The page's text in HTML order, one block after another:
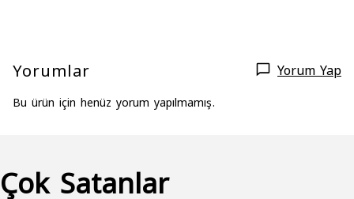
Yorumlar Yorum Yap
Bu ürün için henüz yorum yapılmamış.
Çok Satanlar